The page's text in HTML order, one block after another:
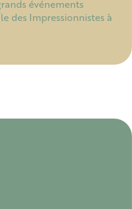
événements
des Impressionnistes à